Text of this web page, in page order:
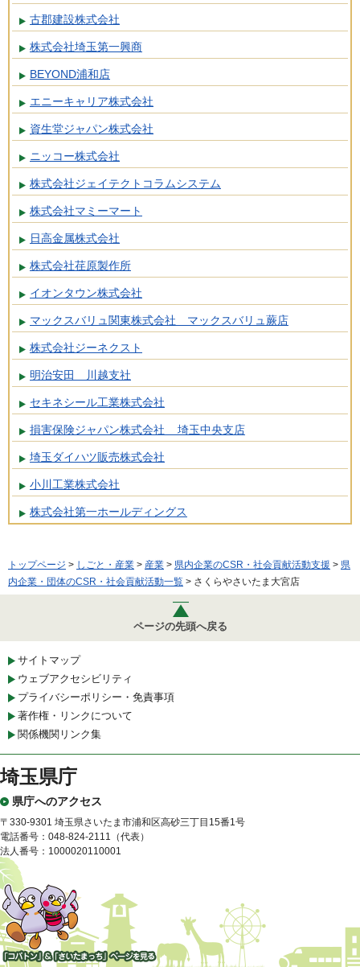
古郡建設株式会社
株式会社埼玉第一興商
BEYOND浦和店
エニーキャリア株式会社
資生堂ジャパン株式会社
ニッコー株式会社
株式会社ジェイテクトコラムシステム
株式会社マミーマート
日高金属株式会社
株式会社荏原製作所
イオンタウン株式会社
マックスバリュ関東株式会社 マックスバリュ蕨店
株式会社ジーネクスト
明治安田 川越支社
セキネシール工業株式会社
損害保険ジャパン株式会社 埼玉中央支店
埼玉ダイハツ販売株式会社
小川工業株式会社
株式会社第一ホールディングス
トップページ > しごと・産業 > 産業 > 県内企業のCSR・社会貢献活動支援 > 県
内企業・団体のCSR・社会貢献活動一覧 > さくらやさいたま大宮店
ページの先頭へ戻る
サイトマップ
ウェブアクセシビリティ
プライバシーポリシー・免責事項
著作権・リンクについて
関係機関リンク集
埼玉県庁
県庁へのアクセス
〒330-9301 埼玉県さいたま市浦和区高砂三丁目15番1号
電話番号：048-824-2111（代表）
法人番号：1000020110001
「コバトン」&「さいたまっ